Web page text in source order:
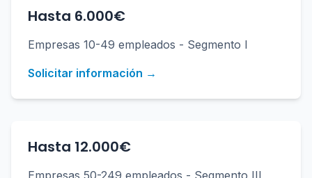
Hasta 6.000€
Empresas 10-49 empleados - Segmento I
Solicitar información →
Hasta 12.000€
Empresas 50-249 empleados - Segmento III